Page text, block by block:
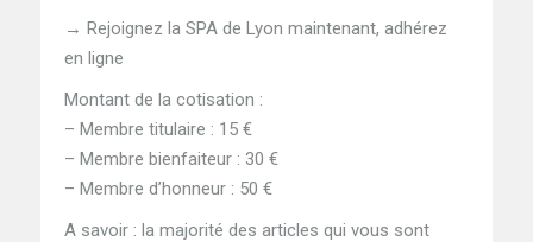
→ Rejoignez la SPA de Lyon maintenant, adhérez
en ligne
Montant de la cotisation :
– Membre titulaire : 15 €
– Membre bienfaiteur : 30 €
– Membre d’honneur : 50 €
A savoir : la majorité des articles qui vous sont